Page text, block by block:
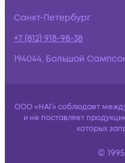
Санкт-Петербург
+7 (812) 918-98-38
194044, Большой
ООО «НАГ» соблюдает
и не поставляет
которых
©